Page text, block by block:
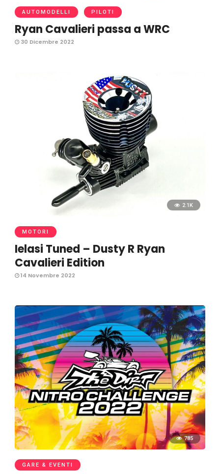
AUTOMODELLI PILOTI
Ryan Cavalieri passa a WRC
30 Dicembre 2022
2.1K
MOTORI
Ielasi Tuned – Dusty R Ryan
Cavalieri Edition
14 Novembre 2022
785
GARE & EVENTI